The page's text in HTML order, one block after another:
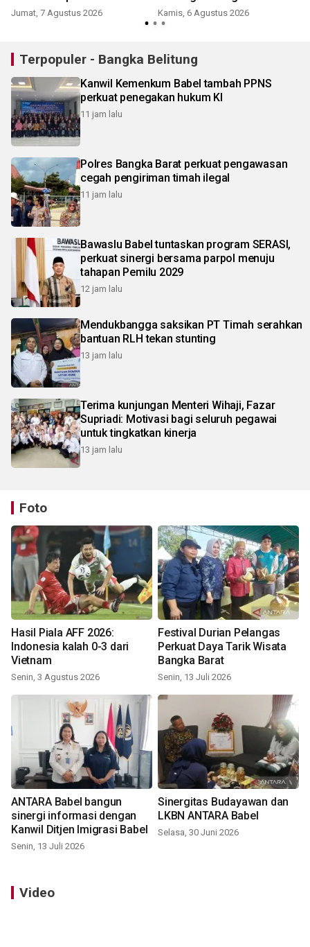
Jumat, 7 Agustus 2026 Kamis, 6 Agustus 2026
Terpopuler - Bangka Belitung
Kanwil Kemenkum Babel tambah PPNS
perkuat penegakan hukum KI
11 jam lalu
Polres Bangka Barat perkuat pengawasan
cegah pengiriman timah ilegal
11 jam lalu
Bawaslu Babel tuntaskan program SERASI,
perkuat sinergi bersama parpol menuju
tahapan Pemilu 2029
12 jam lalu
Mendukbangga saksikan PT Timah serahkan
bantuan RLH tekan stunting
13 jam lalu
Terima kunjungan Menteri Wihaji, Fazar
Supriadi: Motivasi bagi seluruh pegawai
untuk tingkatkan kinerja
13 jam lalu
Foto
Hasil Piala AFF 2026:
Indonesia kalah 0-3 dari
Vietnam
Senin, 3 Agustus 2026
Festival Durian Pelangas
Perkuat Daya Tarik Wisata
Bangka Barat
Senin, 13 Juli 2026
ANTARA Babel bangun
sinergi informasi dengan
Kanwil Ditjen Imigrasi Babel
Senin, 13 Juli 2026
Sinergitas Budayawan dan
LKBN ANTARA Babel
Selasa, 30 Juni 2026
Video